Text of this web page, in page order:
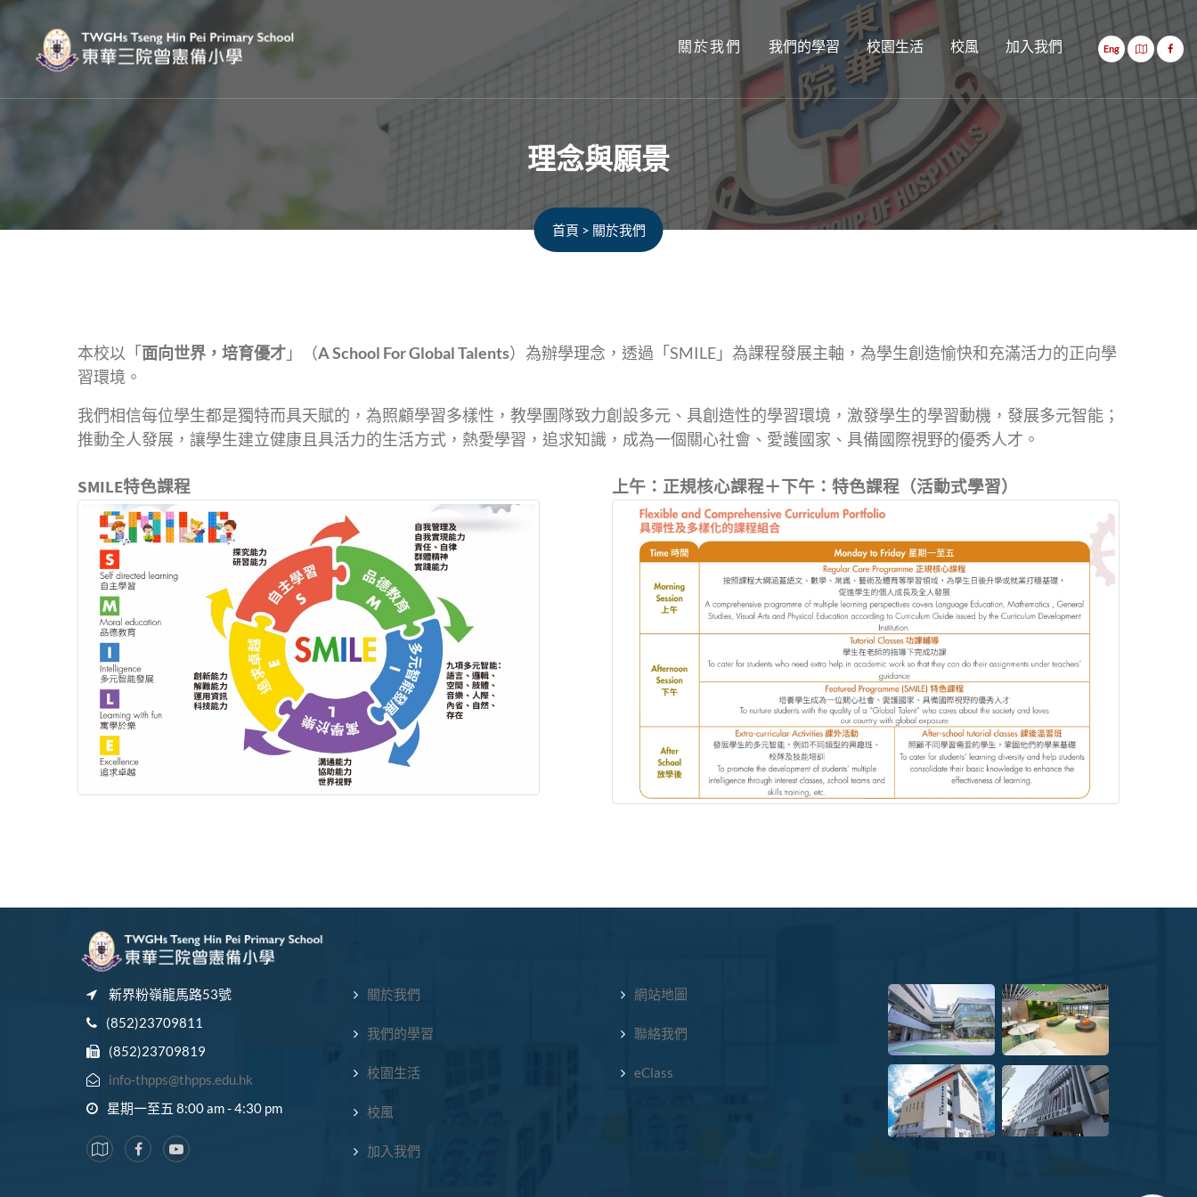
關於我們 我們的學習 校園生活 校風 加入我們 Eng
理念與願景
首頁 > 關於我們
本校以「面向世界，培育優才 」（A School For Global Talents）為辦學理念，透過「SMILE」為課程發展主軸，為學生創造愉快和充滿活力的正向學
習環境。
我們相信每位學生都是獨特而具天賦的，為照顧學習多樣性，教學團隊致力創設多元、具創造性的學習環境，激發學生的學習動機，發展多元智能；
推動全人發展，讓學生建立健康且具活力的生活方式，熱愛學習，追求知識，成為一個關心社會、愛護國家、具備國際視野的優秀人才。
SMILE特色課程 上午：正規核心課程＋下午：特色課程（活動式學習）
新界粉嶺龍馬路53號
(852)23709811
(852)23709819
info-thpps@thpps.edu.hk
星期一至五 8:00 am - 4:30 pm
關於我們
我們的學習
校園生活
校風
加入我們
網站地圖
聯絡我們
eClass